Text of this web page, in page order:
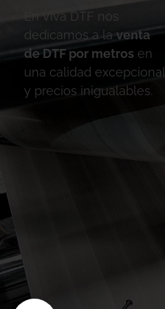
En Viva DTF nos
dedicamos a la venta
de DTF por metros en
una calidad excepcional
y precios inigualables.